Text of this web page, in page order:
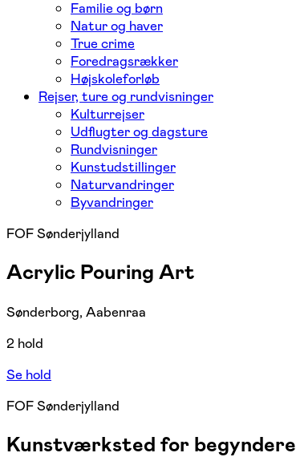
Familie og børn
Natur og haver
True crime
Foredragsrækker
Højskoleforløb
Rejser, ture og rundvisninger
Kulturrejser
Udflugter og dagsture
Rundvisninger
Kunstudstillinger
Naturvandringer
Byvandringer
FOF Sønderjylland
Acrylic Pouring Art
Sønderborg, Aabenraa
2 hold
Se hold
FOF Sønderjylland
Kunstværksted for begyndere